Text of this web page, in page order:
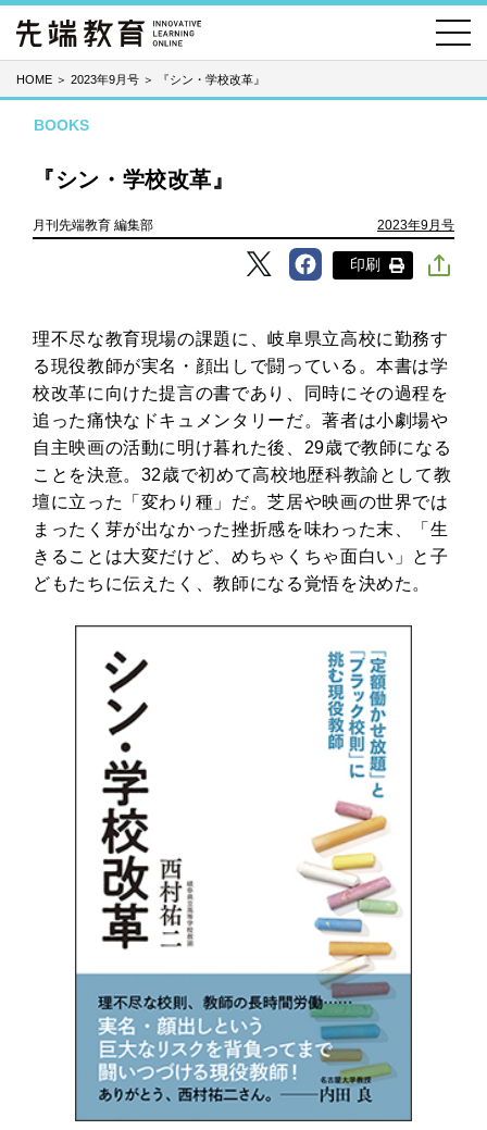
HOME ＞ 2023年9月号 ＞ 『シン・学校改革』
BOOKS
『シン・学校改革』
月刊先端教育 編集部 2023年9月号
印刷
理不尽な教育現場の課題に、岐阜県立高校に勤務す
る現役教師が実名・顔出しで闘っている。本書は学
校改革に向けた提言の書であり、同時にその過程を
追った痛快なドキュメンタリーだ。著者は小劇場や
自主映画の活動に明け暮れた後、29歳で教師になる
ことを決意。32歳で初めて高校地歴科教諭として教
壇に立った「変わり種」だ。芝居や映画の世界では
まったく芽が出なかった挫折感を味わった末、「生
きることは大変だけど、めちゃくちゃ面白い」と子
どもたちに伝えたく、教師になる覚悟を決めた。